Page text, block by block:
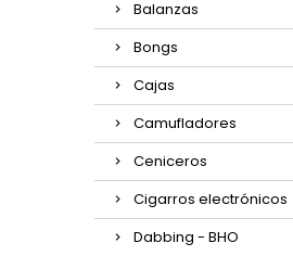
Balanzas
Bongs
Cajas
Camufladores
Ceniceros
Cigarros electrónicos
Dabbing - BHO